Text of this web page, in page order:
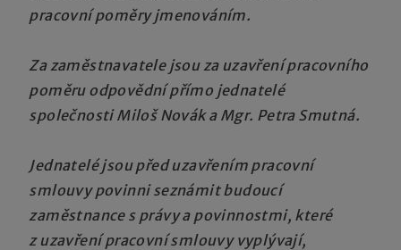
pracovní poměry jmenováním.
Za zaměstnavatele jsou za uzavření pracovního
poměru odpovědní přímo jednatelé
společnosti Miloš Novák a Mgr. Petra Smutná.
Jednatelé jsou před uzavřením pracovní
smlouvy povinni seznámit budoucí
zaměstnance s právy a povinnostmi, které
z uzavření pracovní smlouvy vyplývají,